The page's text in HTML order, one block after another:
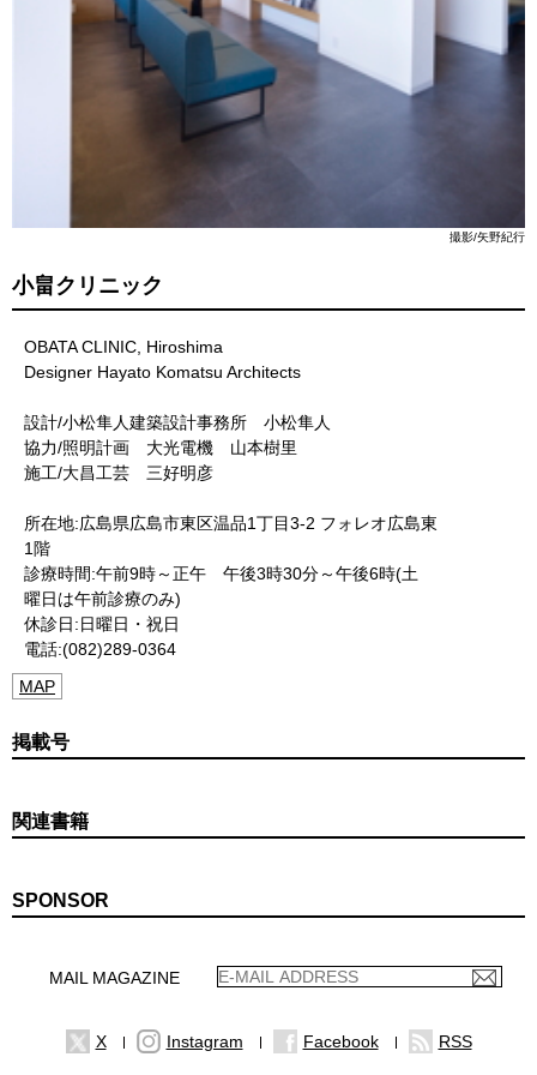
撮影/矢野紀行
小畠クリニック
OBATA CLINIC, Hiroshima
Designer Hayato Komatsu Architects
設計/小松隼人建築設計事務所 小松隼人
協力/照明計画 大光電機 山本樹里
施工/大昌工芸 三好明彦
所在地:広島県広島市東区温品1丁目3-2 フォレオ広島東
1階
診療時間:午前9時～正午 午後3時30分～午後6時(土
曜日は午前診療のみ)
休診日:日曜日・祝日
電話:(082)289-0364
MAP
掲載号
関連書籍
SPONSOR
MAIL MAGAZINE
X Instagram Facebook RSS